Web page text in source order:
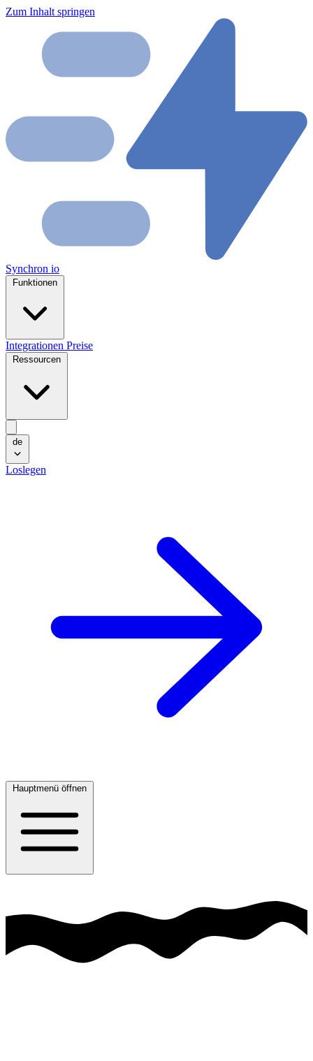
Zum Inhalt springen
Synchron io
Integrationen Preise
de
Loslegen
Hauptmenü öffnen